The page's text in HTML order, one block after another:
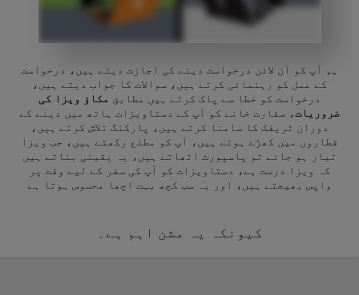
ہم آپ کو آن لائن درخواست دینے کی اجازت دیتے ہیں، درخواست
کے عمل کو رہنمائی کرتے ہیں، سوالات کا جواب دیتے ہیں،
درخواست کو خطا سے پاک کرتے ہیں مطابق
مکاؤ ویزا کی
ضروریات، سفارت خانے کو آپ کے دستاویزات ہاتھ میں دینے کے
دوران ٹریفک کا سامنا کرتے ہیں، پارکنگ تلاش کرتے ہیں،
قطاروں میں کھڑے ہوتے ہیں، آپ کو مطلع رکھتے ہیں، جب ویزا
تیار ہو جائے تو پاسپورٹ اٹھاتے ہیں، یہ یقینی بناتے ہیں
کہ ویزا درست ہے، دستاویزات کو آپ کی سفر کے لیے وقت پر
واپس بھیجتے ہیں، اور یہ سب کچھ بہت اچھا محسوس ہوتا ہے
کیونکہ یہ مشن اہم ہے۔